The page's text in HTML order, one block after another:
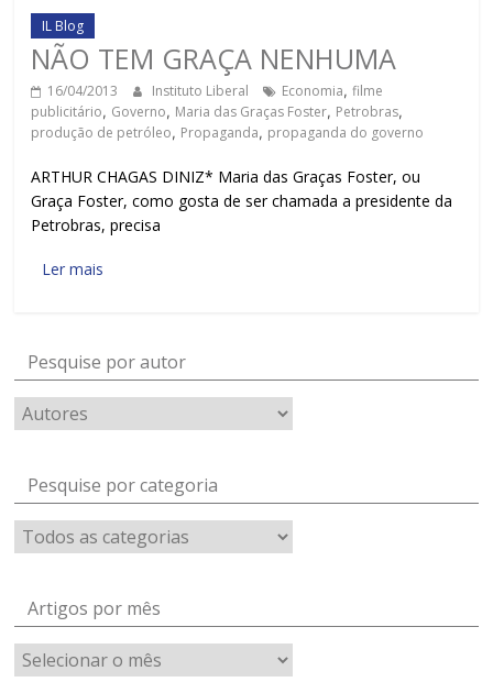
IL Blog
NÃO TEM GRAÇA NENHUMA
16/04/2013 Instituto Liberal Economia,filme
publicitário, Governo, Maria das Graças Foster, Petrobras,
produção de petróleo, Propaganda, propaganda do governo
ARTHUR CHAGAS DINIZ* Maria das Graças Foster, ou
Graça Foster, como gosta de ser chamada a presidente da
Petrobras, precisa
Ler mais
Pesquise por autor
Pesquise por categoria
Artigos por mês
Artigos
por